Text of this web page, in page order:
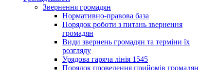
Звернення громадян
Нормативно-правова база
Порядок роботи з питань звернення
громадян
Види звернень громадян та терміни їх
розгляду
Урядова гаряча лінія 1545
Порядок проведення прийомів громадян